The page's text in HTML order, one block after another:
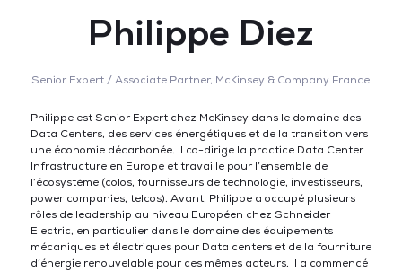
Philippe Diez
Senior Expert / Associate Partner, McKinsey & Company France
Philippe est Senior Expert chez McKinsey dans le domaine des
Data Centers, des services énergétiques et de la transition vers
une économie décarbonée. Il co-dirige la practice Data Center
Infrastructure en Europe et travaille pour l’ensemble de
l’écosystème (colos, fournisseurs de technologie, investisseurs,
power companies, telcos). Avant, Philippe a occupé plusieurs
rôles de leadership au niveau Européen chez Schneider
Electric, en particulier dans le domaine des équipements
mécaniques et électriques pour Data centers et de la fourniture
d’énergie renouvelable pour ces mêmes acteurs. Il a commencé